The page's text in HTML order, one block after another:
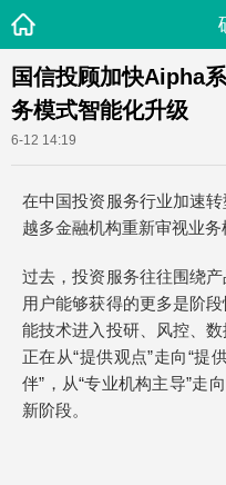
国信投顾加快Aipha
务模式智能化升级
6-12 14:19
在中国投资服务行业加速
越多金融机构重新审视业务
过去，投资服务往往围绕
用户能够获得的更多是阶
能技术进入投研、风控、
正在从“提供观点”走向“提
伴”，从“专业机构主导”走
新阶段。